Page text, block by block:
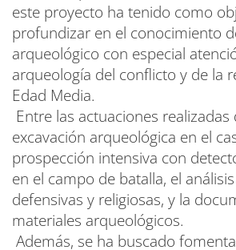
este proyecto ha tenido como
profundizar en el conocimiento
arqueológico con especial
arqueología del conflicto y de la
Edad Media.
Entre las actuaciones realizadas
excavación arqueológica en el
prospección intensiva con
en el campo de batalla, el
defensivas y religiosas, y la
materiales arqueológicos.
Además, se ha buscado